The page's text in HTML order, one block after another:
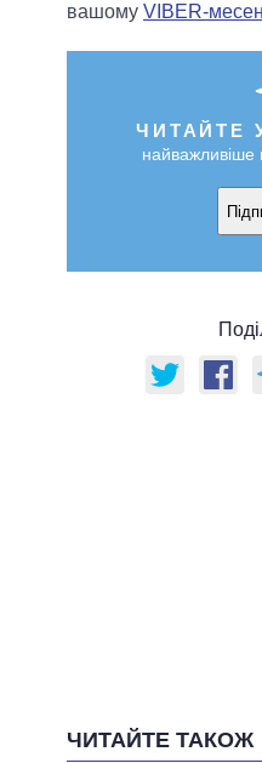
вашому VIBER-
ЧИТАЙТЕ
найважливіше
ЧИТАЙТЕ ТАКОЖ